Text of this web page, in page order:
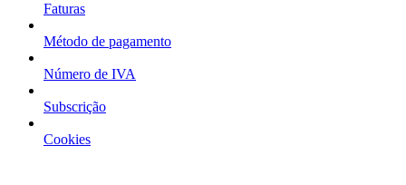
Faturas
Método de pagamento
Número de IVA
Subscrição
Cookies